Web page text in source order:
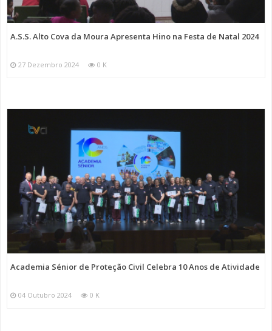
A.S.S. Alto Cova da Moura Apresenta Hino na Festa de Natal 2024
27 Dezembro 2024 0 K
Academia Sénior de Proteção Civil Celebra 10 Anos de Atividade
04 Outubro 2024 0 K